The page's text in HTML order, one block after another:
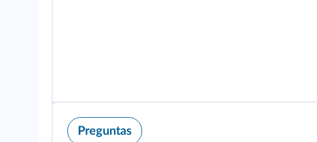
Preguntas